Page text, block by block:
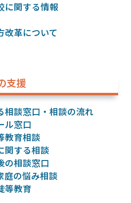
に関する情報
改革について
支援
相談窓口・相談の流れ
ル窓口
教育相談
関する相談
の相談窓口
庭の悩み相談
等教育